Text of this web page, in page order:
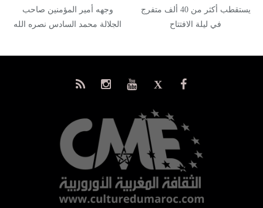
يستقطب أكثر من 40 ألف متفرج
في ليلة الافتتاح
وجهه أمير المؤمنين صاحب
الجلالة محمد السادس نصره الله